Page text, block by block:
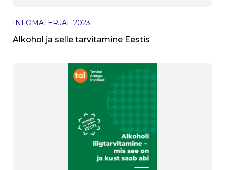
INFOMATERJAL 2023
Alkohol ja selle tarvitamine Eestis